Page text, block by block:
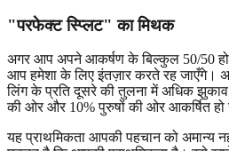
"परफेक्ट स्प्लिट" का मिथक
अगर आप अपने आकर्षण के बिल्कुल 50/50
आप हमेशा के लिए इंतज़ार करते रह जाएँगे।
लिंग के प्रति दूसरे की तुलना में अधिक
की ओर और 10% पुरुषों की ओर आकर्षित हो
यह प्राथमिकता आपकी पहचान को अमान्य